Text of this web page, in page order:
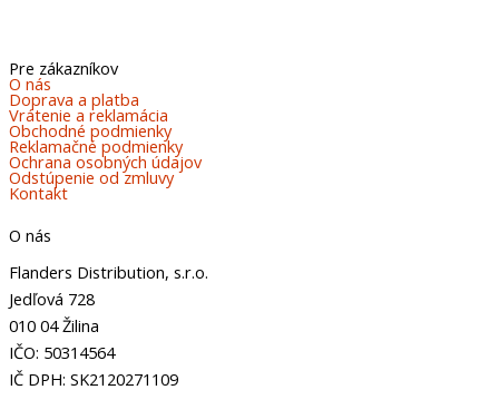
Pre zákazníkov
O nás
Doprava a platba
Vrátenie a reklamácia
Obchodné podmienky
Reklamačné podmienky
Ochrana osobných údajov
Odstúpenie od zmluvy
Kontakt
O nás
Flanders Distribution, s.r.o.
Jedľová 728
010 04 Žilina
IČO: 50314564
IČ DPH: SK2120271109